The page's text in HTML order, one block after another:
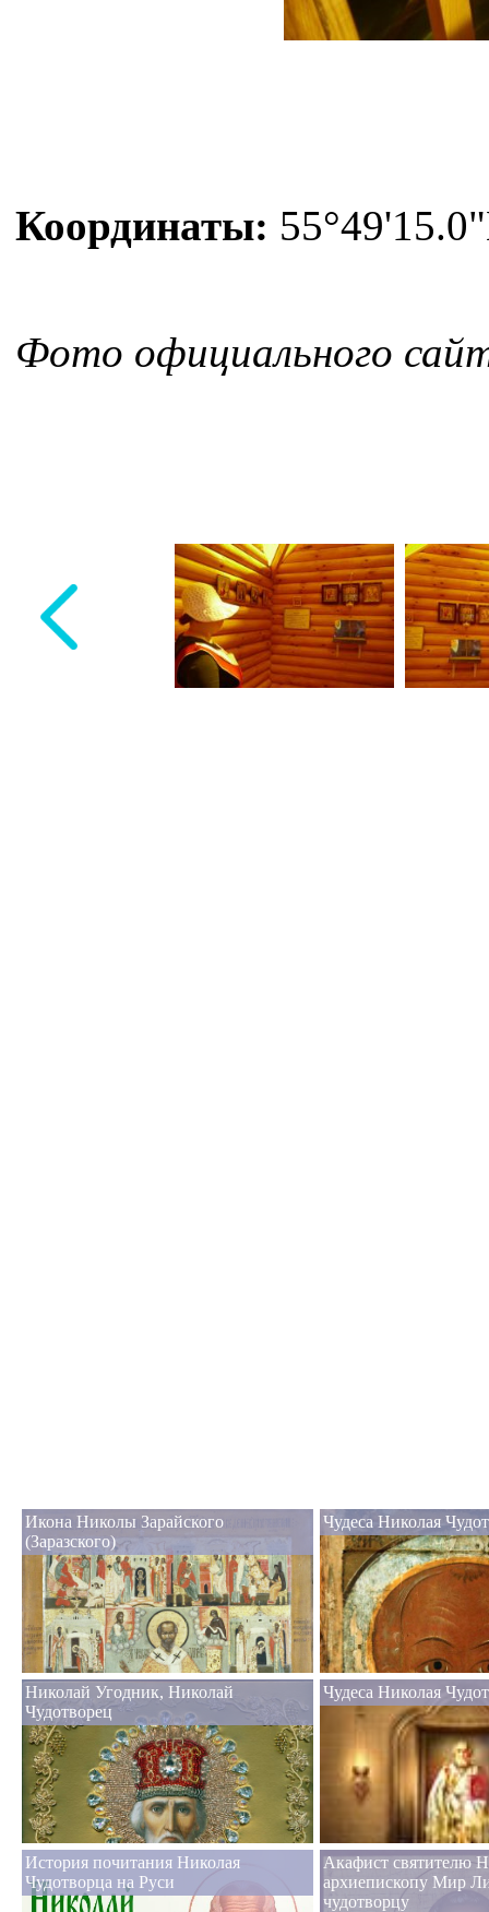
Координаты:
Фото официального
Икона Николы Зарайского
(Заразского)
Чудеса Николая
Николай Угодник, Николай
Чудотворец
Чудеса Николая
История почитания Николая
Чудотворца на Руси
Акафист святителю
архиепископу Мир
чудотворцу